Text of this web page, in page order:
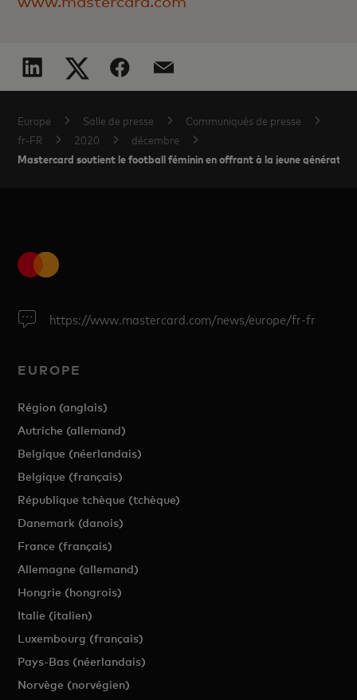
Europe Salle de presse
Communiqués de presse
fr-FR
2020 décembre
Mastercard soutient le football féminin en offrant à la jeune génération
https://www.mastercard.com/news/europe/fr-fr
EUROPE
Région (anglais)
Autriche (allemand)
Belgique (néerlandais)
Belgique (français)
République tchèque (tchèque)
Danemark (danois)
France (français)
Allemagne (allemand)
Hongrie (hongrois)
Italie (italien)
Luxembourg (français)
Pays-Bas (néerlandais)
Norvège (norvégien)